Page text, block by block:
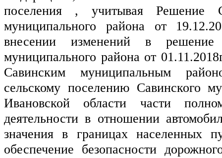
поселения , учитывая Решение
муниципального района от
внесении изменений в решение
муниципального района от
Савинским муниципальным
сельскому поселению Савинского
Ивановской области части
деятельности в отношении
значения в границах населенных
обеспечение безопасности